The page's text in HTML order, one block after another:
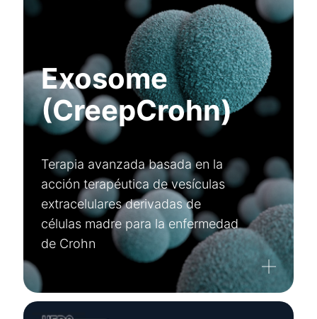
Exosome
(CreepCrohn)
Terapia avanzada basada en la
acción terapéutica de vesículas
extracelulares derivadas de
células madre para la enfermedad
de Crohn